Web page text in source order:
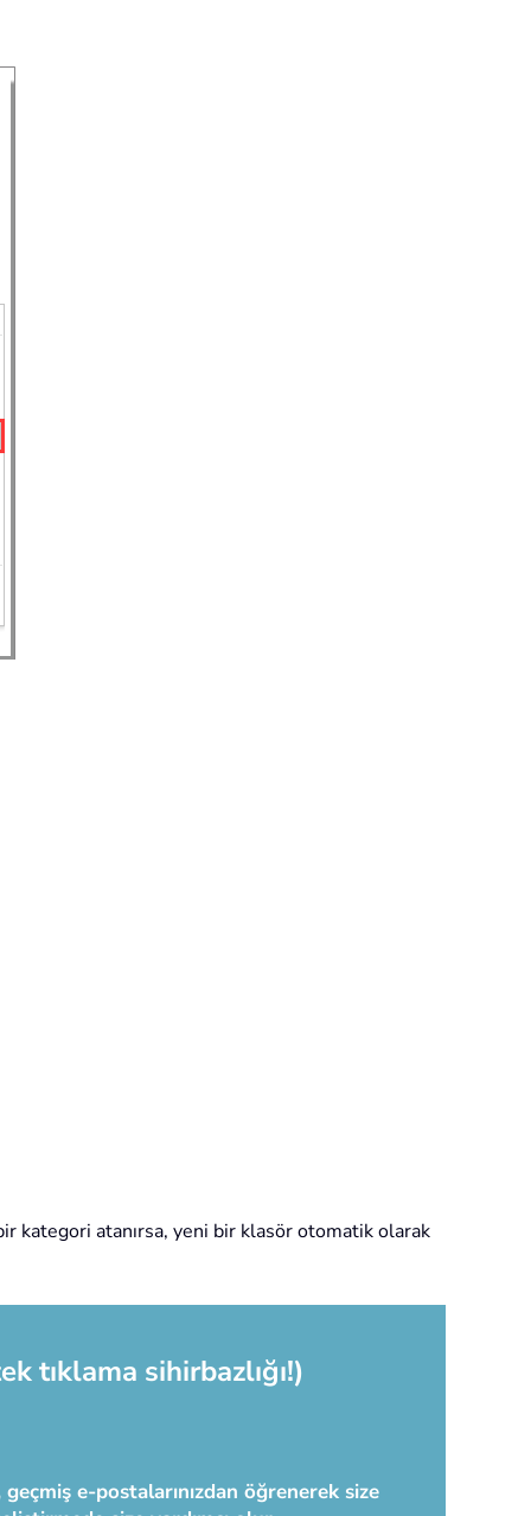
kategori atanırsa, yeni bir klasör otomatik olarak
tıklama sihirbazlığı!)
e-postalarınızdan öğrenerek size